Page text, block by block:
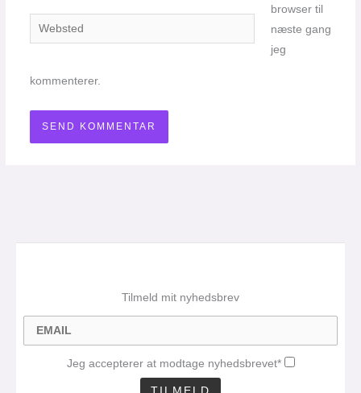
Websted
browser til
næste gang
jeg
kommenterer.
Tilmeld mit nyhedsbrev
Jeg accepterer at modtage nyhedsbrevet*